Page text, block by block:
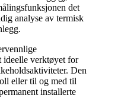
det
analyse av termisk
ideelle verktøyet for
Den
eller til og med til
installerte